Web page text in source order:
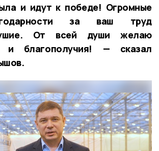
и идут к победе! Огромные
за ваш труд
От всей души желаю
и благополучия! — сказал